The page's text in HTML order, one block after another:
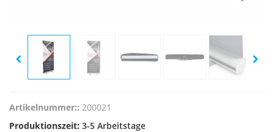
Artikelnummer:: 200021
Produktionszeit: 3-5 Arbeitstage